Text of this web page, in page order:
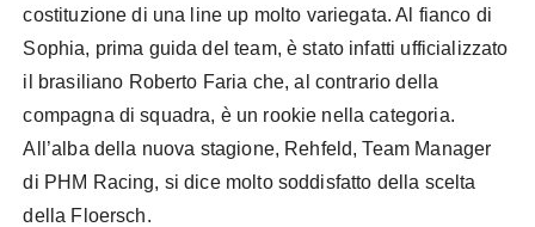
costituzione di una line up molto variegata. Al fianco di
Sophia, prima guida del team, è stato infatti ufficializzato
il brasiliano Roberto Faria che, al contrario della
compagna di squadra, è un rookie nella categoria.
All’alba della nuova stagione, Rehfeld, Team Manager
di PHM Racing, si dice molto soddisfatto della scelta
della Floersch.